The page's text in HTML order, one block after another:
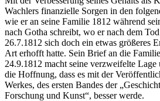
Wachlers finanzielle Sorgen in den
wie er an seine Familie 1812 während
nach Gotha schreibt, wo er nach dem
26.7.1812 sich doch ein etwas größeres
Art erhofft hatte. Sein Brief an die
24.9.1812 macht seine verzweifelte Lage
die Hoffnung, dass es mit der
Werkes, des ersten Bandes der
Forschung und Kunst“, besser werde.